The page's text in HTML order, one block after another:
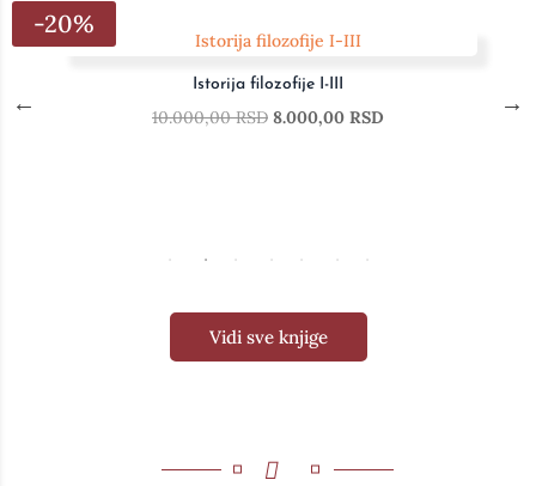
Životi slavnih slikara, vajara i
10.000,00 8.000,00
Vidi sve knjige